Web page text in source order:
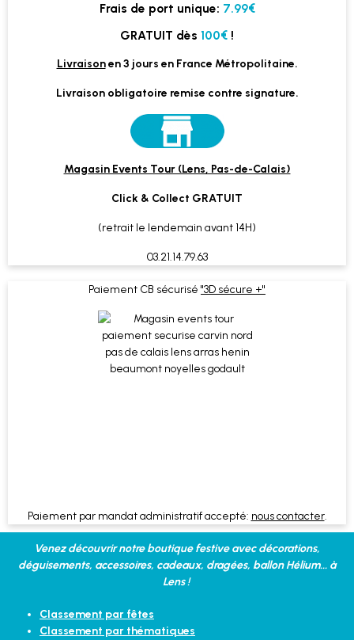
Frais de port unique: 7.99€
GRATUIT dès 100€ !
Livraisonen 3 jours en France Métropolitaine.
Livraison obligatoire remise contre signature.
Magasin Events Tour (Lens, Pas-de-Calais)
Click & Collect GRATUIT
(retrait le lendemain avant 14H)
03.21.14.79.63
Paiement CB sécurisé "3D sécure +"
Paiement par mandat administratif accepté: nous contacter.
Venez découvrir notre boutique festive avec décorations,
déguisements, accessoires, cadeaux, dragées, ballon Hélium... à
Lens !
Classement par fêtes
Classement par thématiques